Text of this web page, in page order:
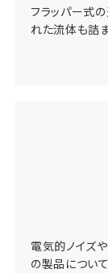
フラッパー式
れた流体も詰
電気的ノイズ
の製品につい